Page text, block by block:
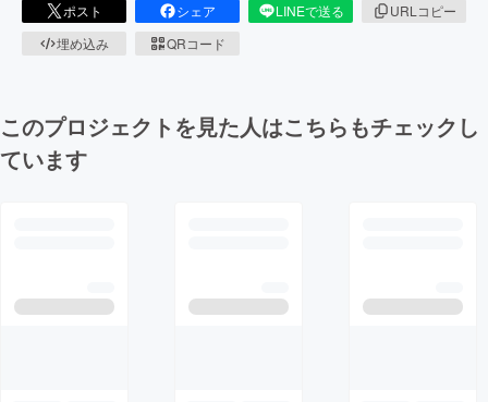
ポスト シェア LINEで送る
URLコピー
埋め込み
QRコード
このプロジェクトを見た人はこちらもチェックし
ています